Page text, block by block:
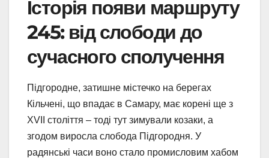
Історія появи маршруту
245: від слободи до
сучасного сполучення
Підгородне, затишне містечко на берегах
Кільчені, що впадає в Самару, має корені ще з
XVII століття – тоді тут зимували козаки, а
згодом виросла слобода Підгородня. У
радянські часи воно стало промисловим хабом